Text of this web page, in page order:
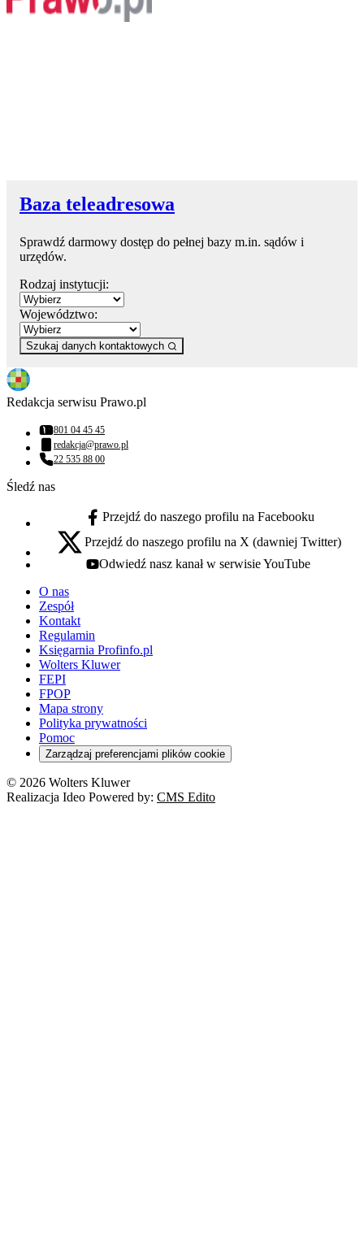
Baza teleadresowa
Sprawdź darmowy dostęp do pełnej bazy m.in. sądów i
urzędów.
Rodzaj instytucji:
Województwo:
Szukaj danych kontaktowych
Redakcja serwisu Prawo.pl
Numer telefonu:
801 04 45 45
Adres email:
redakcja@prawo.pl
Numer telefonu:
22 535 88 00
Śledź nas
facebook - otwiera się w nowej karcie
Przejdź do naszego profilu na Facebooku
x - otwiera się w nowej karcie
Przejdź do naszego profilu na X (dawniej Twitter)
youtube - otwiera się w nowej karcie
Odwiedź nasz kanał w serwisie YouTube
O nas
Zespół
Kontakt
Regulamin
Księgarnia Profinfo.pl
Wolters Kluwer
FEPI
FPOP
Mapa strony
Polityka prywatności
Pomoc
Zarządzaj preferencjami plików cookie
© 2026 Wolters Kluwer
Realizacja Ideo Powered by: CMS Edito